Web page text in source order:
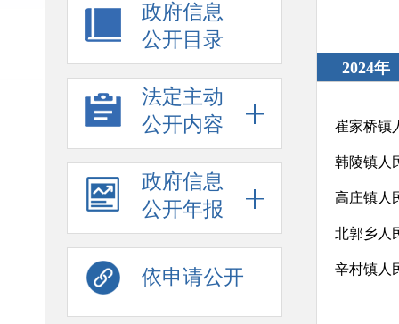
政府信息
公开目录
法定主动
公开内容
政府信息
公开年报
依申请公开
2024年
崔家桥镇
韩陵镇人
高庄镇人
北郭乡人
辛村镇人